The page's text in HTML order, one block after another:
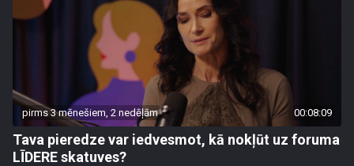
pirms 3 mēnešiem, 2 nedēļām 00:08:09
Tava pieredze var iedvesmot, kā nokļūt uz foruma
LĪDERE skatuves?